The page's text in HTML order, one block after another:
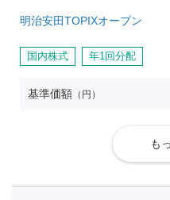
明治安田TOPIXオープン
国内株式 年1回分配
基準価額 （円）
も